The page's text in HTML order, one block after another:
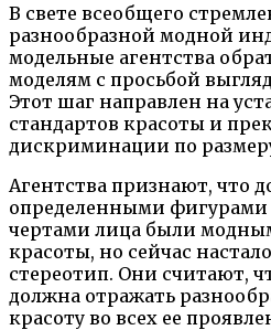
В свете всеобщего
разнообразной модной
модельные агентства
моделям с просьбой
Этот шаг направлен на
стандартов красоты и
дискриминации по
Агентства признают, что
определенными
чертами лица были
красоты, но сейчас
стереотип. Они считают,
должна отражать
красоту во всех ее